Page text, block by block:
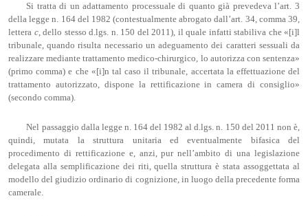
Si tratta di un adattamento processuale di quanto già prevedeva l’art. 3
della legge n. 164 del 1982 (contestualmente abrogato dall’art. 34, comma 39,
lettera c, dello stesso d.lgs. n. 150 del 2011), il quale infatti stabiliva che «[i]l
tribunale, quando risulta necessario un adeguamento dei caratteri sessuali da
realizzare mediante trattamento medico-chirurgico, lo autorizza con sentenza»
(primo comma) e che «[i]n tal caso il tribunale, accertata la effettuazione del
trattamento autorizzato, dispone la rettificazione in camera di consiglio»
(secondo comma).
Nel passaggio dalla legge n. 164 del 1982 al d.lgs. n. 150 del 2011 non è,
quindi, mutata la struttura unitaria ed eventualmente bifasica del
procedimento di rettificazione e, anzi, pur nell’ambito di una legislazione
delegata alla semplificazione dei riti, quella struttura è stata assoggettata al
modello del giudizio ordinario di cognizione, in luogo della precedente forma
camerale.